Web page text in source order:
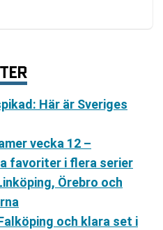
Här är Sveriges
vecka 12 –
favoriter i flera serier
Örebro och
och klara set i